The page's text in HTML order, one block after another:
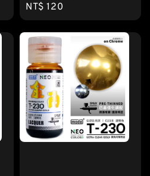
Regular
price
NT$ 120